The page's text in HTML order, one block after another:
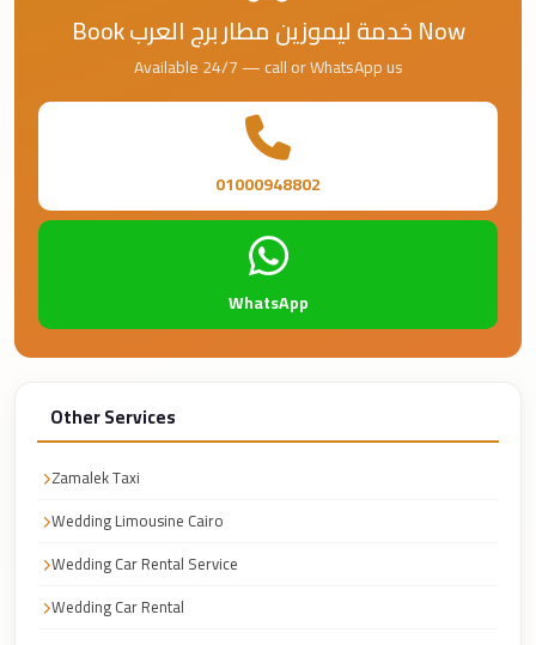
Book خدمة ليموزين مطار برج العرب Now
Available 24/7 — call or WhatsApp us
01000948802
WhatsApp
Other Services
Zamalek Taxi
Wedding Limousine Cairo
Wedding Car Rental Service
Wedding Car Rental
Hurghada
Limousine
Limousine
Helwan
Heliopolis
Group
Transfer
from
Cairo